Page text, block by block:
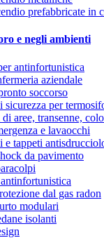
prefabbricate in
e negli ambienti
antinfortunistica
aziendale
soccorso
sicurezza per
aree, transenne,
e lavaocchi
e tappeti
da pavimento
dal gas radon
modulari
isolanti